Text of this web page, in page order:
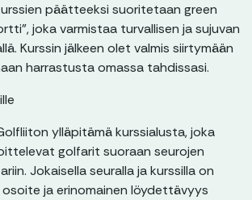
päätteeksi suoritetaan green
joka varmistaa turvallisen ja sujuvan
Kurssin jälkeen olet valmis siirtymään
harrastusta omassa tahdissasi.
ylläpitämä kurssialusta, joka
golfarit suoraan seurojen
Jokaisella seuralla ja kurssilla on
ja erinomainen löydettävyys